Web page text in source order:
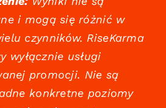
i mogą się różnić w
czynników. RiseKarma
wyłącznie usługi
promocji. Nie są
konkretne poziomy